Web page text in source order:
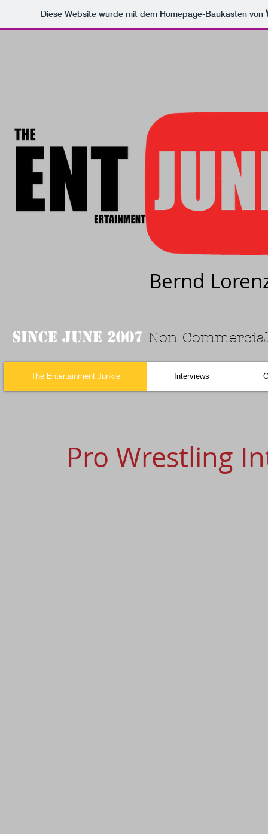
Diese Website wurde mit dem Homepage-Baukasten von
Bernd
Since June 2007 Non
The Entertainment Junkie Interviews
Pro Wrestling